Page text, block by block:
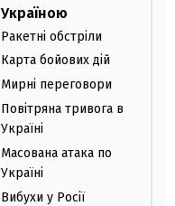
Україною
Ракетні обстріли
Карта бойових дій
Мирні переговори
Повітряна тривога в
Україні
Масована атака по
Україні
Вибухи у Росії